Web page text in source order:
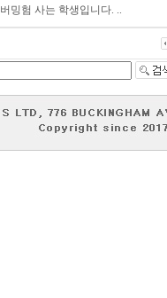
버밍험 사는 학생입니다. ..